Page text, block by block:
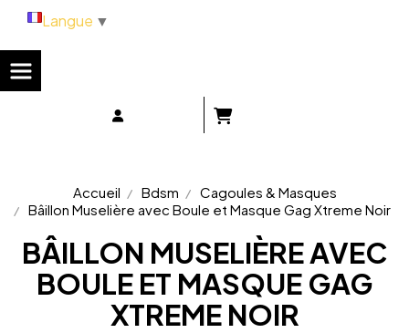
Accueil Bdsm
Cagoules & Masques
Bâillon Muselière avec Boule et Masque Gag Xtreme Noir
BÂILLON MUSELIÈRE AVEC
BOULE ET MASQUE GAG
XTREME NOIR
Langue ▼